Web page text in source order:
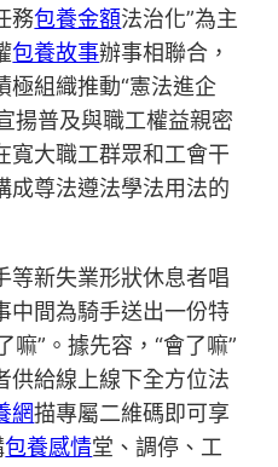
務包養金額法治化”為主
包養故事辦事相聯合，
極組織推動“憲法進企
揚普及與職工權益親密
寬大職工群眾和工會干
成尊法遵法學法用法的
等新失業形狀休息者唱
中間為騎手送出一份特
”。據先容，“會了嘛”
供給線上線下全方位法
網描專屬二維碼即可享
包養感情堂、調停、工